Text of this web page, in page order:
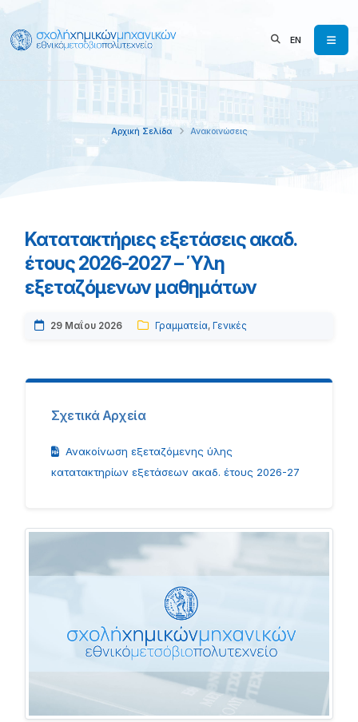
EN
Αρχική Σελίδα Ανακοινώσεις
Κατατακτήριες εξετάσεις ακαδ.
έτους 2026-2027 – Ύλη
εξεταζόμενων μαθημάτων
29 Μαΐου 2026 Γραμματεία, Γενικές
Σχετικά Αρχεία
Ανακοίνωση εξεταζόμενης ύλης
κατατακτηρίων εξετάσεων ακαδ. έτους 2026-27